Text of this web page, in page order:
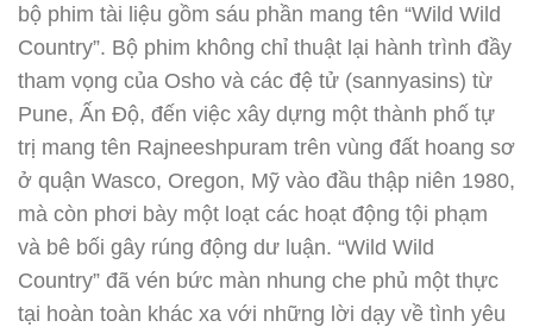
bộ phim tài liệu gồm sáu phần mang tên “Wild Wild
Country”. Bộ phim không chỉ thuật lại hành trình đầy
tham vọng của Osho và các đệ tử (sannyasins) từ
Pune, Ấn Độ, đến việc xây dựng một thành phố tự
trị mang tên Rajneeshpuram trên vùng đất hoang sơ
ở quận Wasco, Oregon, Mỹ vào đầu thập niên 1980,
mà còn phơi bày một loạt các hoạt động tội phạm
và bê bối gây rúng động dư luận. “Wild Wild
Country” đã vén bức màn nhung che phủ một thực
tại hoàn toàn khác xa với những lời dạy về tình yêu